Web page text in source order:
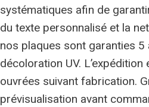
systématiques afin de
du texte personnalisé et la
nos plaques sont garanties 5
décoloration UV.
ouvrées suivant fabrication.
prévisualisation avant